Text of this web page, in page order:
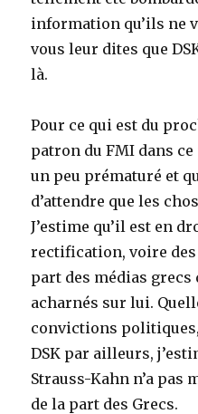
information qu’ils ne
vous leur dites que
là.
Pour ce qui est du
patron du FMI dans ce
un peu prématuré et
d’attendre que les
J’estime qu’il est en
rectification, voire des
part des médias
acharnés sur lui.
convictions politiques,
DSK par ailleurs,
Strauss-Kahn n’a
de la part des Grecs.